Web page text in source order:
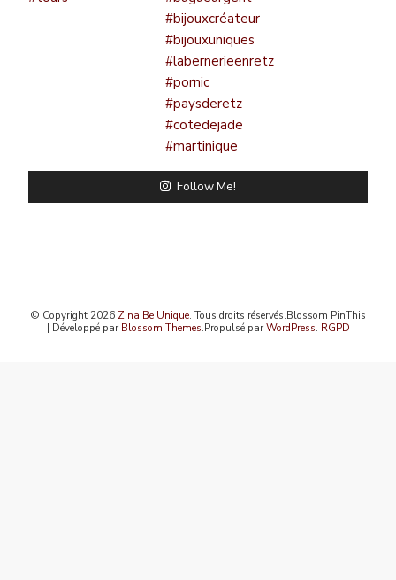
Follow Me!
© Copyright 2026 Zina Be Unique. Tous droits réservés.Blossom PinThis
| Développé par Blossom Themes.Propulsé parWordPress. RGPD